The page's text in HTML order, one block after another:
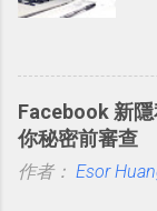
學
體
強
個
化
Facebook 新
你秘密前審查
作者： Esor